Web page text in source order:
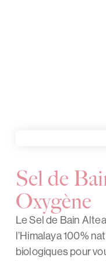
Sel de
Oxygène
Le Sel de Bain
l’Himalaya 100%
biologiques pour